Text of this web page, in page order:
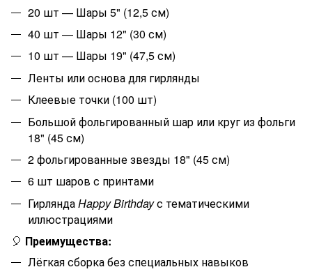
20 шт — Шары 5" (12,5 см)
40 шт — Шары 12" (30 см)
10 шт — Шары 19" (47,5 см)
Ленты или основа для гирлянды
Клеевые точки (100 шт)
Большой фольгированный шар или круг из фольги
18" (45 см)
2 фольгированные звезды 18" (45 см)
6 шт шаров с принтами
ГирляндаHappy Birthdayс тематическими
иллюстрациями
🎈 Преимущества:
Лёгкая сборка без специальных навыков